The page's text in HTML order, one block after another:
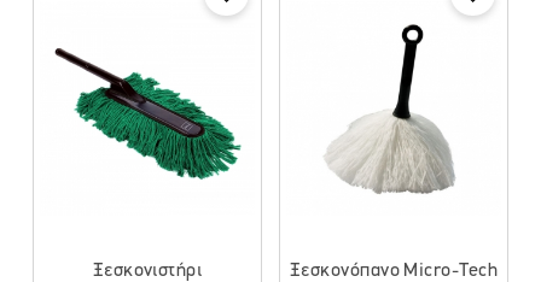
Ξεσκονιστήρι
Ξεσκονόπανο Micro-Tech